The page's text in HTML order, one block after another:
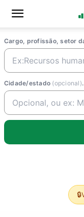
Cargo, profissão, setor
Cidade/estado (opcional)
🔒